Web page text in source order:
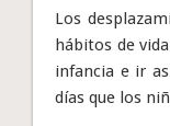
Los
hábitos de
infancia e ir
días que los